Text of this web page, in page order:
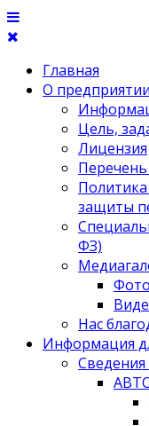
Главная
О предприятии
Цель,
Лицензия
защиты
ФЗ)
Нас
Информация